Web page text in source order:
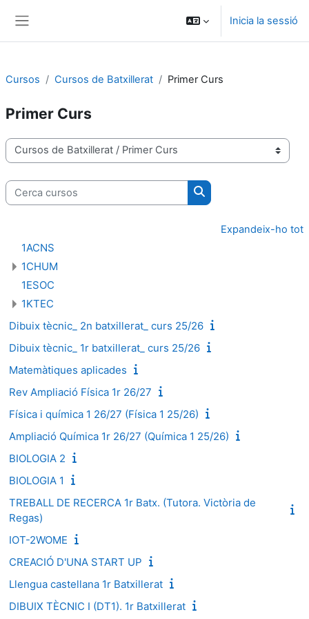
Inicia la sessió
Cursos Cursos de Batxillerat Primer Curs
Primer Curs
Categories de cursos
Cerca cursos
Cerca cursos
Expandeix-ho tot
1ACNS
1CHUM
1ESOC
1KTEC
Dibuix tècnic_ 2n batxillerat_ curs 25/26
Dibuix tècnic_ 1r batxillerat_ curs 25/26
Matemàtiques aplicades
Rev Ampliació Física 1r 26/27
Física i química 1 26/27 (Física 1 25/26)
Ampliació Química 1r 26/27 (Química 1 25/26)
BIOLOGIA 2
BIOLOGIA 1
TREBALL DE RECERCA 1r Batx. (Tutora. Victòria de
Regas)
IOT-2WOME
CREACIÓ D'UNA START UP
Llengua castellana 1r Batxillerat
DIBUIX TÈCNIC I (DT1). 1r Batxillerat